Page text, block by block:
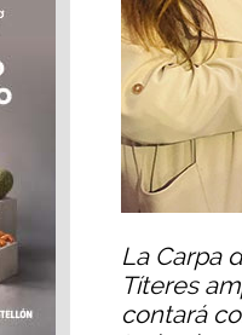
La Carpa
Títeres
contará